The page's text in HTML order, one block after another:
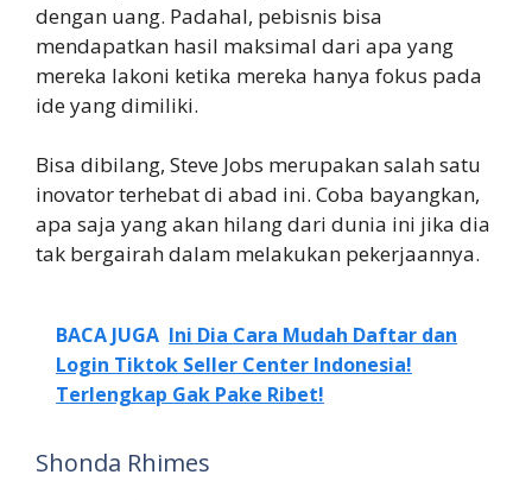
dengan uang. Padahal, pebisnis bisa
mendapatkan hasil maksimal dari apa yang
mereka lakoni ketika mereka hanya fokus pada
ide yang dimiliki.
Bisa dibilang, Steve Jobs merupakan salah satu
inovator terhebat di abad ini. Coba bayangkan,
apa saja yang akan hilang dari dunia ini jika dia
tak bergairah dalam melakukan pekerjaannya.
BACA JUGA Ini Dia Cara Mudah Daftar dan
Login Tiktok Seller Center Indonesia!
Terlengkap Gak Pake Ribet!
Shonda Rhimes